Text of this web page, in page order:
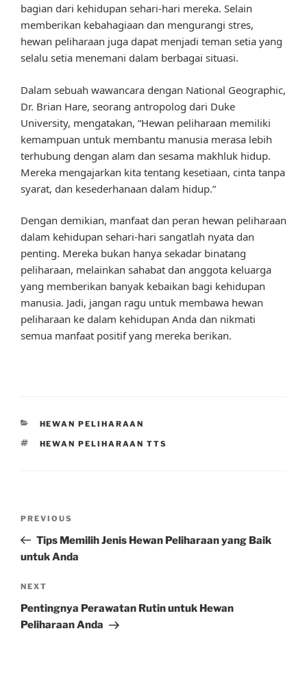
bagian dari kehidupan sehari-hari mereka. Selain
memberikan kebahagiaan dan mengurangi stres,
hewan peliharaan juga dapat menjadi teman setia yang
selalu setia menemani dalam berbagai situasi.
Dalam sebuah wawancara dengan National Geographic,
Dr. Brian Hare, seorang antropolog dari Duke
University, mengatakan, “Hewan peliharaan memiliki
kemampuan untuk membantu manusia merasa lebih
terhubung dengan alam dan sesama makhluk hidup.
Mereka mengajarkan kita tentang kesetiaan, cinta tanpa
syarat, dan kesederhanaan dalam hidup.”
Dengan demikian, manfaat dan peran hewan peliharaan
dalam kehidupan sehari-hari sangatlah nyata dan
penting. Mereka bukan hanya sekadar binatang
peliharaan, melainkan sahabat dan anggota keluarga
yang memberikan banyak kebaikan bagi kehidupan
manusia. Jadi, jangan ragu untuk membawa hewan
peliharaan ke dalam kehidupan Anda dan nikmati
semua manfaat positif yang mereka berikan.
CATEGORIES
HEWAN PELIHARAAN
TAGS
HEWAN PELIHARAAN TTS
Previous
Post
PREVIOUS
Tips Memilih Jenis Hewan Peliharaan yang Baik
untuk Anda
Next
Post
NEXT
Pentingnya Perawatan Rutin untuk Hewan
Peliharaan Anda